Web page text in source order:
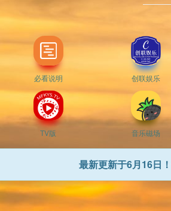
必看说明 创联娱乐
TV版 音乐磁场
最新更新于6月16日！